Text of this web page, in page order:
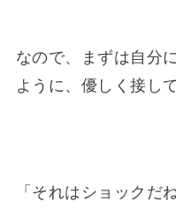
なので、まずは自分
ように、優しく接し
「それはショックだ